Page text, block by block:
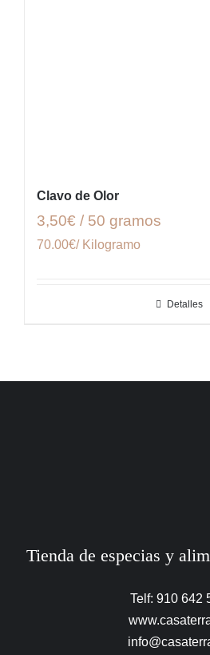
Clavo de Olor
3,50€ / 50 gramos
70.00€/ Kilogramo
Detalles
Tienda de especias y
Telf: 910 642